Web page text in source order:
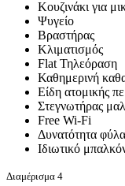
Κουζινάκι για
Ψυγείο
Βραστήρας
Κλιματισμός
Flat Τηλεόραση
Καθημερινή
Είδη ατομικής
Στεγνωτήρας
Free Wi-Fi
Δυνατότητα
Ιδιωτικό
Διαμέρισμα 4